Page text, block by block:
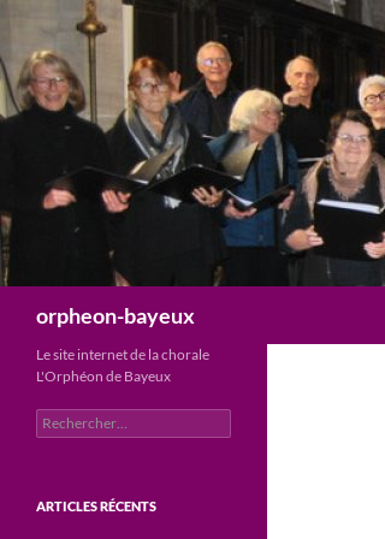
contenu
orpheon-bayeux
Le site internet de la chorale
L'Orphéon de Bayeux
Rechercher :
ARTICLES RÉCENTS